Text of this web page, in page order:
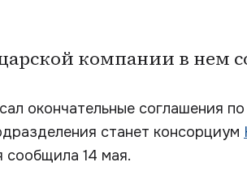
компании в нем
окончательные соглашения по
станет консорциум
сообщила 14 мая.